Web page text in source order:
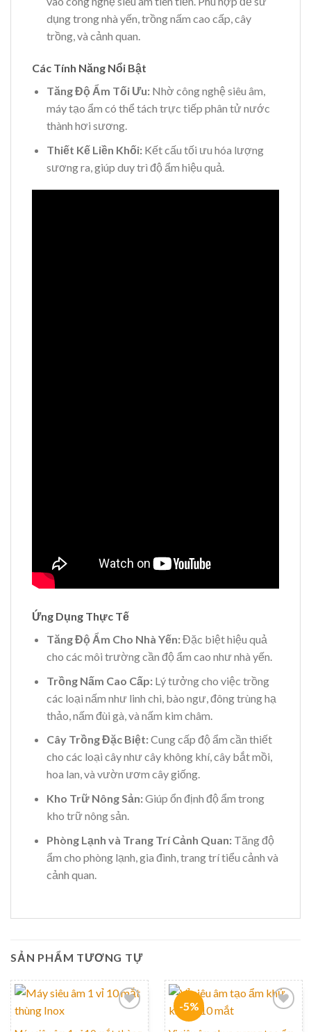
dụng trong nhà yến, trồng nấm cao cấp, cây
trồng, và cảnh quan.
Các Tính Năng Nổi Bật
Tăng Độ Ẩm Tối Ưu:Nhờ công nghệ siêu âm,
máy tạo ẩm có thể tách trực tiếp phân tử nước
thành hơi sương.
Thiết Kế Liền Khối:Kết cấu tối ưu hóa lượng
sương ra, giúp duy trì độ ẩm hiệu quả.
Ứng Dụng Thực Tế
Tăng Độ Ẩm Cho Nhà Yến:Đặc biệt hiệu quả
cho các môi trường cần độ ẩm cao như nhà yến.
Trồng Nấm Cao Cấp:Lý tưởng cho việc trồng
các loại nấm như linh chi, bào ngư, đông trùng hạ
thảo, nấm đùi gà, và nấm kim châm.
Cây Trồng Đặc Biệt:Cung cấp độ ẩm cần thiết
cho các loại cây như cây không khí, cây bắt mồi,
hoa lan, và vườn ươm cây giống.
Kho Trữ Nông Sản:Giúp ổn định độ ẩm trong
kho trữ nông sản.
Phòng Lạnh và Trang Trí Cảnh Quan:Tăng độ
ẩm cho phòng lạnh, gia đình, trang trí tiểu cảnh và
cảnh quan.
SẢN PHẨM TƯƠNG TỰ
-5%